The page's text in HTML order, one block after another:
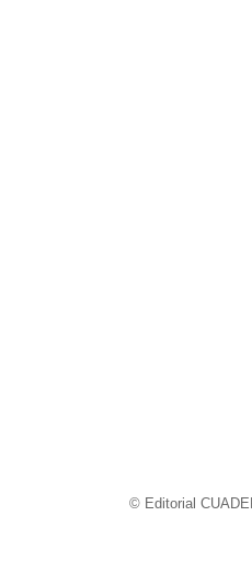
© Editorial